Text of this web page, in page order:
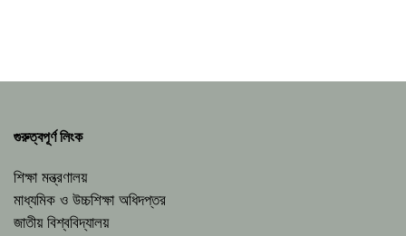
গুরুত্বপূর্ণ লিংক
শিক্ষা মন্ত্রণালয়
মাধ্যমিক ও উচ্চশিক্ষা অধিদপ্তর
জাতীয় বিশ্ববিদ্যালয়